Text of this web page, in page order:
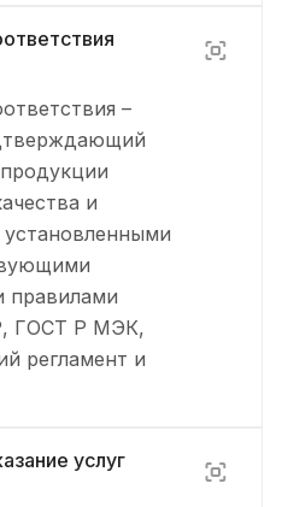
–
и
установленными
правилами
ГОСТ Р МЭК,
регламент и
услуг